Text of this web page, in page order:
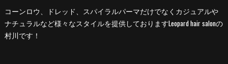
コーンロウ、ドレッド、スパイラルパーマだけでなくカジュアルや
ナチュラルなど様々なスタイルを提供しておりますLeopard hair salonの
村川です！